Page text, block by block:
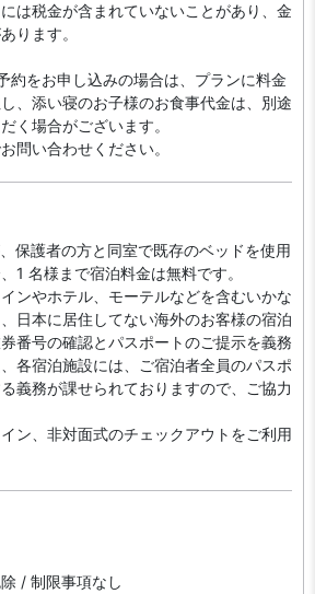
は税金が含まれていないことがあり、金
ります。
約をお申し込みの場合は、プランに料金
、添い寝のお子様のお食事代金は、別途
く場合がございます。
問い合わせください。
保護者の方と同室で既存のベッドを使用
1 名様まで宿泊料金は無料です。
ンやホテル、モーテルなどを含むいかな
日本に​居住してない海外のお客様の宿泊
番号の確認とパスポートのご提示を義務
各宿泊施設には、ご宿泊者全員のパスポ
義務が課せられておりますの​で、ご協力
ン、非対面式のチェックアウトをご利用
/ 制限事項なし